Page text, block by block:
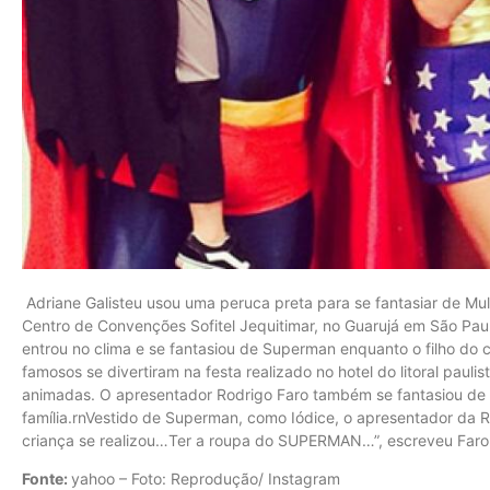
Adriane Galisteu usou uma peruca preta para se fantasiar de
Centro de Convenções Sofitel Jequitimar, no Guarujá em São
entrou no clima e se fantasiou de Superman enquanto o filho do
famosos se divertiram na festa realizado no hotel do litoral
animadas. O apresentador Rodrigo Faro também se fantasiou
família.rnVestido de Superman, como Iódice, o apresentador da
criança se realizou…Ter a roupa do SUPERMAN…”, escreveu
Fonte: yahoo – Foto: Reprodução/ Instagram